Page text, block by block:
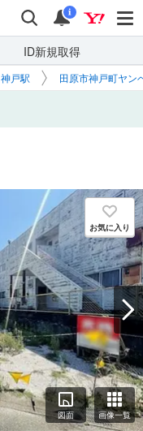
検索 通知
i
ID新規取得
神戸駅 田原市神戸町ヤン
お気に入り
図面 画像一覧